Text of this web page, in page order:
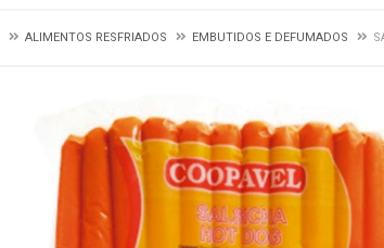
ALIMENTOS RESFRIADOS EMBUTIDOS E DEFUMADOS